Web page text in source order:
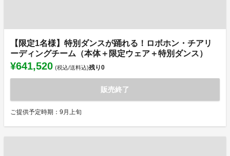
【限定1名様】特別ダンスが踊れる！ロボホン・チアリ
ーディングチーム（本体＋限定ウェア＋特別ダンス）
¥641,520 (税込/送料込)残り0
販売終了
ご提供予定時期：9月上旬